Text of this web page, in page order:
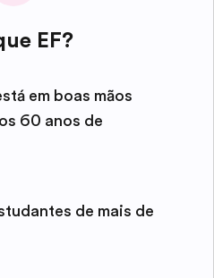
EF?
em boas mãos
60 anos de
de mais de